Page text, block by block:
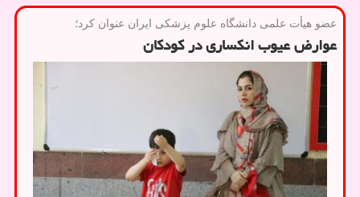
عضو هیأت علمی دانشگاه علوم پزشكی ایران عنوان كرد؛
عوارض عیوب انکساری در کودکان